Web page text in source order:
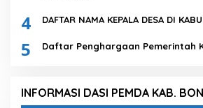
4 DAFTAR NAMA KEPALA DESA DI
5 Daftar Penghargaan Pemerintah
INFORMASI DASI PEMDA KAB.